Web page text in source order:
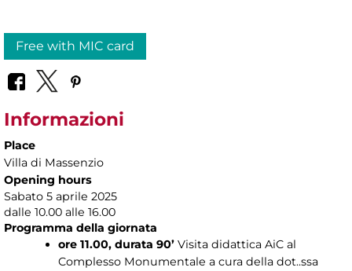
Free with MIC card
Informazioni
Place
Villa di Massenzio
Opening hours
Sabato 5 aprile 2025
dalle 10.00 alle 16.00
Programma della giornata
ore 11.00, durata 90’ Visita didattica AiC al
Complesso Monumentale a cura della dot..ssa